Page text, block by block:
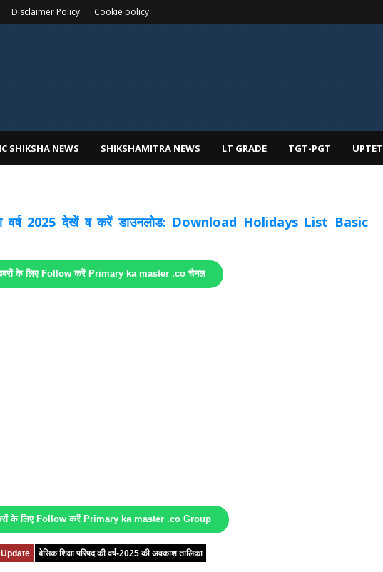
Disclaimer Policy Cookie policy
SHIKSHA NEWS SHIKSHAMITRA NEWS LT GRADE TGT-PGT UPTET
वर्ष 2025 देखें व करें डाउनलोड: Download Holidays List Basic
के लिए Follow करें Primary ka master .co चैनल
के लिए Follow करें Primary ka master .co Group
Update बेसिक शिक्षा परिषद की वर्ष-2025 की अवकाश तालिका